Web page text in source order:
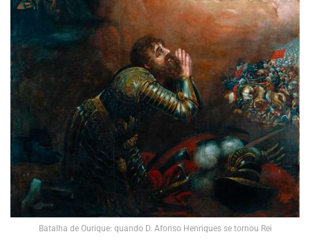
Batalha de Ourique: quando D. Afonso Henriques se tornou Rei